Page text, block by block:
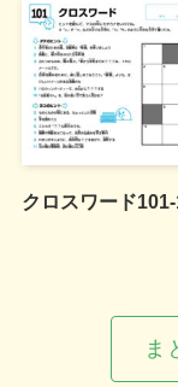
クロスワード
ま